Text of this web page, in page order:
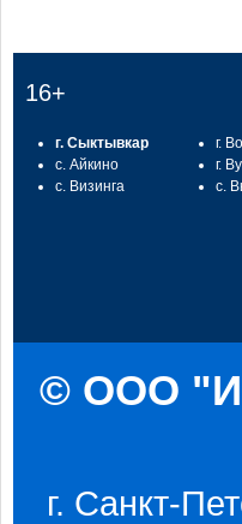
16+
г. Сыктывкар
с. Айкино
с. Визинга
г.
г.
с.
© ООО
г. Санкт-